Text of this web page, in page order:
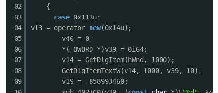
02
03
04
05
06
07
08
09
{
case 0x113u:
v13 = operator new(0x14u);
v40 = 0;
*(_OWORD *)v39 = 0i64;
v14 = GetDlgItem(hWnd, 1000);
GetDlgItemTextW(v14, 1000, v39, 10);
v19 = -858993460;